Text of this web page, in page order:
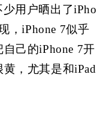
用户晒出了iPho
，iPhone 7似乎
己的iPhone 7开
，尤其是和iPad